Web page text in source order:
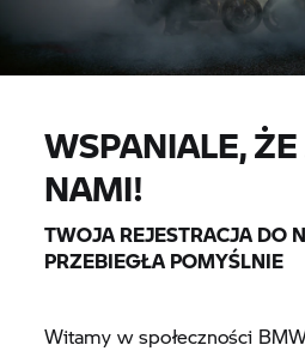
WSPANIALE,
NAMI!
TWOJA REJESTRACJA DO
PRZEBIEGŁA POMYŚLNIE
Witamy w społeczności